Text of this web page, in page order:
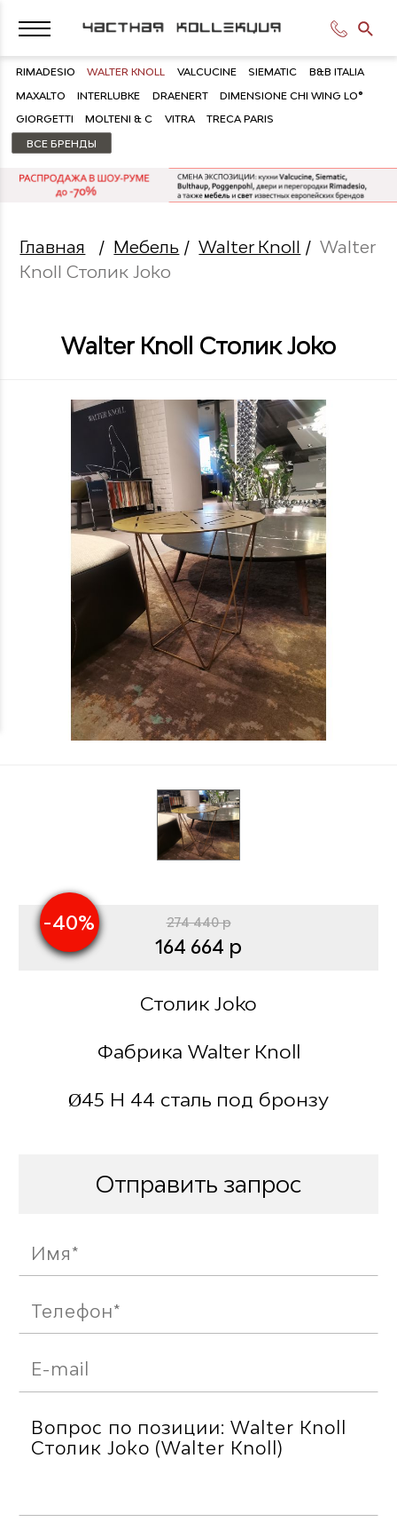
RIMADESIO WALTER KNOLL VALCUCINE SIEMATIC B&B ITALIA
MAXALTO INTERLUBKE DRAENERT DIMENSIONE CHI WING LO®
GIORGETTI MOLTENI & C VITRA TRECA PARIS
ВСЕ БРЕНДЫ
Главная / Мебель /Walter Knoll /Walter
Knoll Столик Joko
Walter Knoll Столик Joko
-40% 274 440 р
164 664 р
Столик Joko
Фабрика Walter Knoll
Ø45 H 44 сталь под бронзу
Отправить запрос